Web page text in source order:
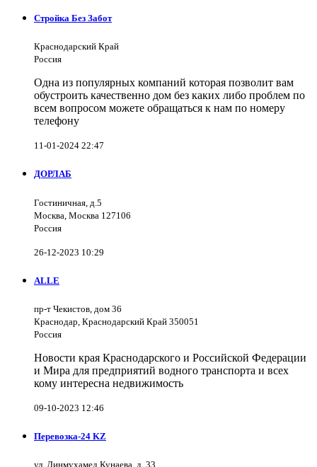
Стройка Без Забот
Краснодарский Край
Россия
Одна из популярных компаний которая позволит вам
обустроить качественно дом без каких либо проблем по
всем вопросом можете обращаться к нам по номеру
телефону
11-01-2024 22:47
ДОРЛАБ
Гостиничная, д.5
Москва, Москва 127106
Россия
26-12-2023 10:29
ALLE
пр-т Чекистов, дом 36
Краснодар, Краснодарский Край 350051
Россия
Новости края Краснодарского и Российской Федерации
и Мира для предприятий водного транспорта и всех
кому интересна недвижимость
09-10-2023 12:46
Перевозка-24 KZ
ул. Динмухамед Кунаева, д. 33